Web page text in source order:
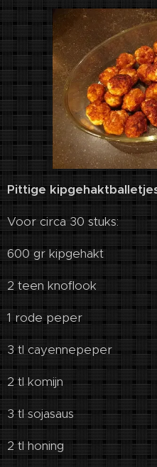
Pittige
Voor circa 30 stuks:
600 gr kipgehakt
2 teen knoflook
1 rode peper
3 tl cayennepeper
2 tl komijn
3 tl sojasaus
2 tl honing